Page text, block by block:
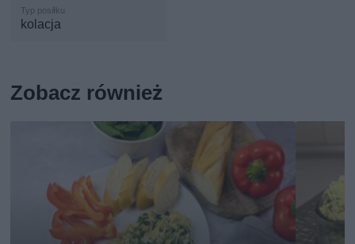
kolacja
Zobacz również